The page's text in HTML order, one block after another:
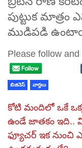
పుట్టుక
ముడిపడి
Please follow and
బిజినెస్ వార్తలు
కోటి మందిలో ఒకే
ఉండే జాతకం ఇది..
ఫ్యూచర్ ఇక నుంచి